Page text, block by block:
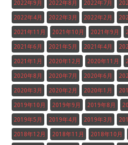
2022年9月 2022年8月 2022年7月
2022年4月 2022年3月 2022年2月
2021年11月 2021年10月 2021年9月
2021年6月 2021年5月 2021年4月
2021年1月 2020年12月 2020年11月
2020年8月 2020年7月 2020年6月
2020年3月 2020年2月 2020年1月
2019年10月 2019年9月 2019年8月
2019年5月 2019年4月 2019年3月
2018年12月 2018年11月 2018年10月